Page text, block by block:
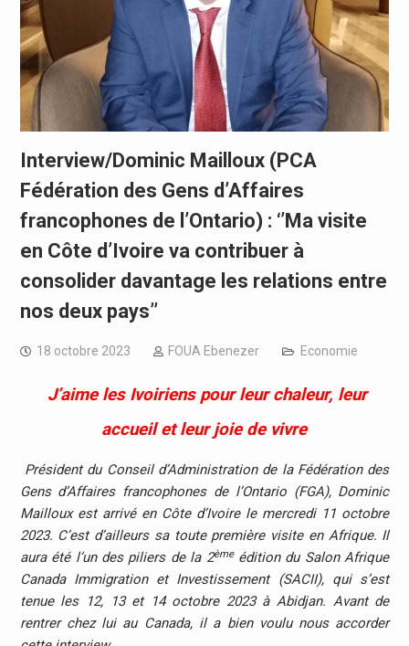
Interview/Dominic Mailloux (PCA
Fédération des Gens d’Affaires
francophones de l’Ontario) : ‘’Ma visite
en Côte d’Ivoire va contribuer à
consolider davantage les relations entre
nos deux pays’’
18 octobre 2023 FOUA Ebenezer Economie
J’aime les Ivoiriens pour leur chaleur, leur
accueil et leur joie de vivre
Président du Conseil d’Administration de la Fédération des
Gens d’Affaires francophones de l’Ontario (FGA), Dominic
Mailloux est arrivé en Côte d’Ivoire le mercredi 11 octobre
2023. C’est d’ailleurs sa toute première visite en Afrique. Il
aura été l’un des piliers de la 2èmeédition du Salon Afrique
Canada Immigration et Investissement (SACII), qui s’est
tenue les 12, 13 et 14 octobre 2023 à Abidjan. Avant de
rentrer chez lui au Canada, il a bien voulu nous accorder